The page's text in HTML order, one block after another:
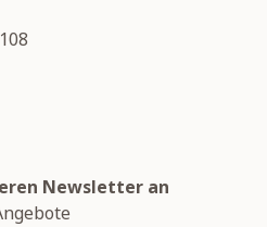
Newsletter an